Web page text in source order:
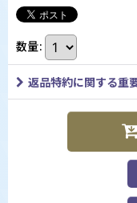
数量:
返品特約に関する重